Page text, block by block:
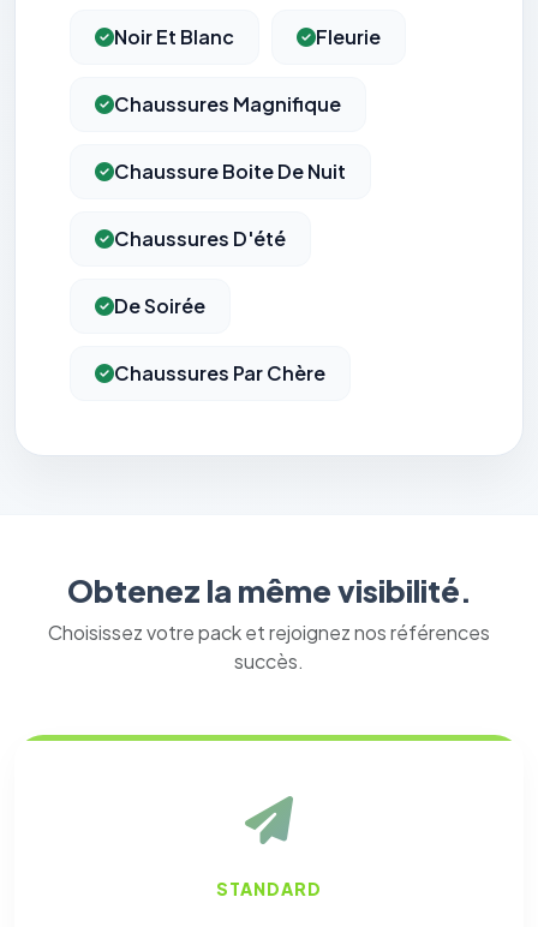
Noir Et Blanc Fleurie
Chaussures Magnifique
Chaussure Boite De Nuit
Chaussures D'été
De Soirée
Chaussures Par Chère
Obtenez la même visibilité.
Choisissez votre pack et rejoignez nos références
succès.
STANDARD